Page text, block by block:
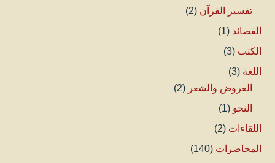
تفسير القرآن (2)
القصائد (1)
الكتب (3)
اللغة (3)
العروض والشعر (2)
النحو (1)
اللقاءات (2)
المحاضرات (140)